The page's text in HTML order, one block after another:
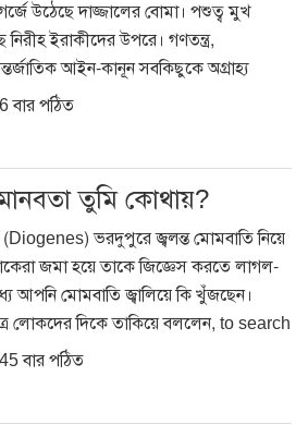
গর্জে উঠেছে দাজ্জালের বোমা। পশুত্ব মুখ
ইরাকীদের উপরে। গণতন্ত্র,
আইন-কানূন সবকিছুকে অগ্রাহ্য
বার পঠিত
তুমি কোথায়?
(Diogenes) ভরদুপুরে জ্বলন্ত মোমবাতি নিয়ে
জমা হয়ে তাকে জিজ্ঞেস করতে লাগল-
আপনি মোমবাতি জ্বালিয়ে কি খুঁজছেন।
লোকদের দিকে তাকিয়ে বললেন, to search
বার পঠিত